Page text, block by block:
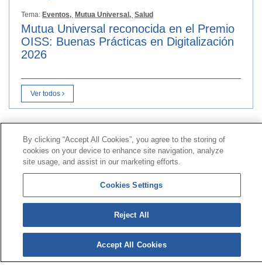
Tema: Eventos, Mutua Universal, Salud
Mutua Universal reconocida en el Premio
OISS: Buenas Prácticas en Digitalización
2026
Ver todos
Contacto|Perfil do contratante|Reclamacións
Liña Universal 900 203 203|Zona Privada Comisión de
Prestacións Especiais|Zona Privada Provedor Sanitario
© Mutua Universal 2026| Mapa do sitio | Aviso legal |
Política de Protección de Datos
By clicking “Accept All Cookies”, you agree to the storing of
cookies on your device to enhance site navigation, analyze
site usage, and assist in our marketing efforts.
Cookies Settings
Reject All
Accept All Cookies